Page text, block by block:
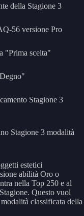
della Stagione 3
56 versione Pro
"Prima scelta"
Stagione 3
Stagione 3 modalità
estetici
abilità Oro o
nella Top 250 e al
Questo vuol
classificata della